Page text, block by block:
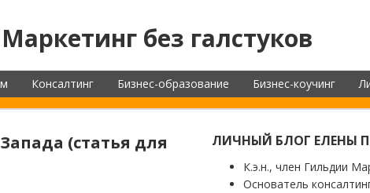
без галстуков
Консалтинг Бизнес-образование Бизнес-коучинг
(статья для
ЛИЧНЫЙ БЛОГ ЕЛЕНЫ
К.э.н., член Гильдии
Основатель